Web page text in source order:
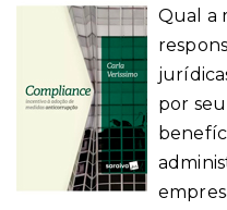
Qual a
por